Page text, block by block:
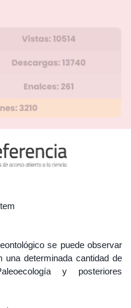
se puede observar
determinada cantidad de
y posteriores